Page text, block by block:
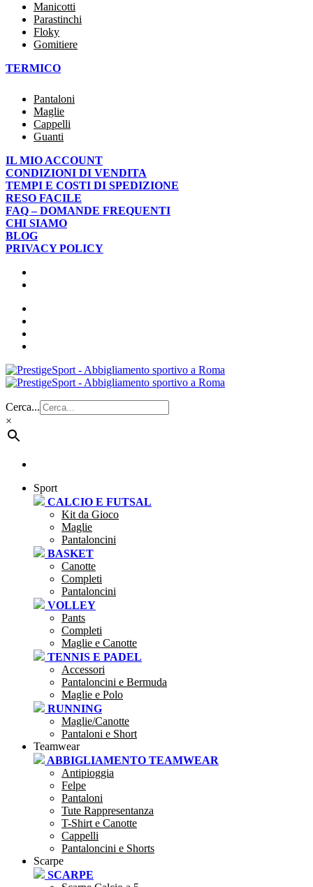
Manicotti
Parastinchi
Floky
Gomitiere
TERMICO
Pantaloni
Maglie
Cappelli
Guanti
IL MIO ACCOUNT
CONDIZIONI DI VENDITA
TEMPI E COSTI DI SPEDIZIONE
RESO FACILE
FAQ – DOMANDE FREQUENTI
CHI SIAMO
BLOG
PRIVACY POLICY
Cerca...
×
Sport
CALCIO E FUTSAL
Kit da Gioco
Maglie
Pantaloncini
BASKET
Canotte
Completi
Pantaloncini
VOLLEY
Pants
Completi
Maglie e Canotte
TENNIS E PADEL
Accessori
Pantaloncini e Bermuda
Maglie e Polo
RUNNING
Maglie/Canotte
Pantaloni e Short
Teamwear
ABBIGLIAMENTO TEAMWEAR
Antipioggia
Felpe
Pantaloni
Tute Rappresentanza
T-Shirt e Canotte
Cappelli
Pantaloncini e Shorts
Scarpe
SCARPE